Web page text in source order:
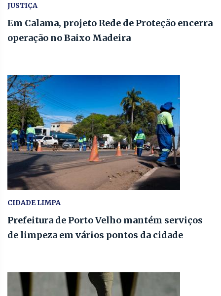
JUSTIÇA
Em Calama, projeto Rede de Proteção encerra
operação no Baixo Madeira
CIDADE LIMPA
Prefeitura de Porto Velho mantém serviços
de limpeza em vários pontos da cidade